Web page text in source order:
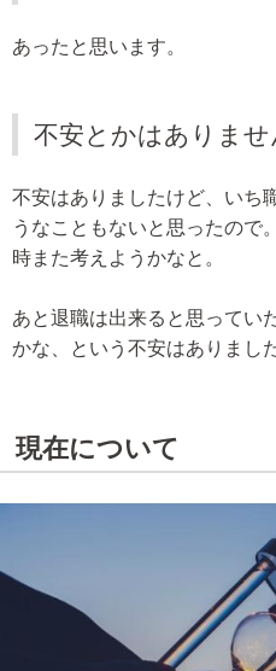
あったと思います。
不安とかはありませ
不安はありましたけど、いち
うなこともないと思ったので
時また考えようかなと。
あと退職は出来ると思ってい
かな、という不安はありました
現在について